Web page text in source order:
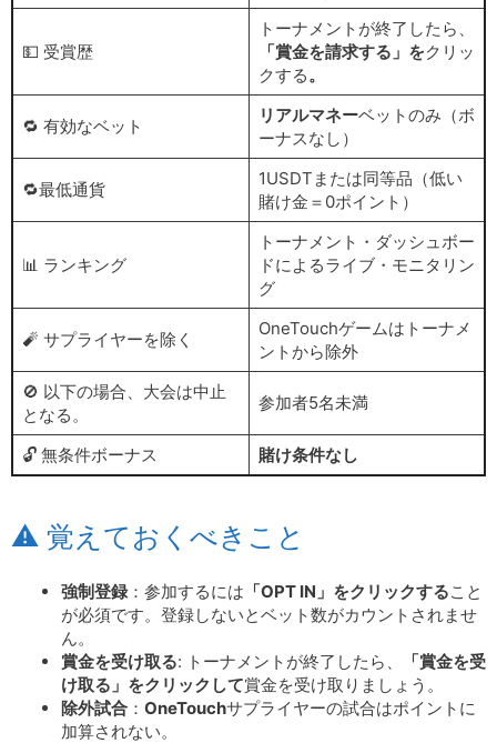
💵 受賞歴
トーナメントが終了したら、
「賞金を請求する」をクリッ
クする。
🔁 有効なベット
リアルマネーベットのみ（ボ
ーナスなし）
🔁最低通貨
1USDTまたは同等品（低い
賭け金＝0ポイント）
📊 ランキング
トーナメント・ダッシュボー
ドによるライブ・モニタリン
グ
🧨 サプライヤーを除く
OneTouchゲームはトーナメ
ントから除外
🚫 以下の場合、大会は中止
となる。
参加者5名未満
🔓 無条件ボーナス 賭け条件なし
⚠️ 覚えておくべきこと
強制登録：参加するには 「OPT IN」をクリックすること
が必須です。登録しないとベット数がカウントされませ
ん。
賞金を受け取る: トーナメントが終了したら、
「賞金を受
け取る」をクリックして賞金を受け取りましょう。
除外試合 ： OneTouchサプライヤーの試合はポイントに
加算されない。